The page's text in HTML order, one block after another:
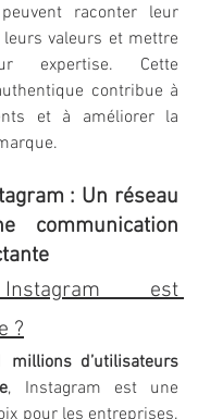
raconter leur
valeurs et mettre
expertise. Cette
contribue à
et à améliorer la
: Un réseau
communication
est
?
d’utilisateurs
, Instagram est une
pour les entreprises.